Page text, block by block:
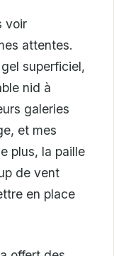
voir
attentes.
superficiel,
nid à
galeries
et mes
plus, la paille
de vent
en place